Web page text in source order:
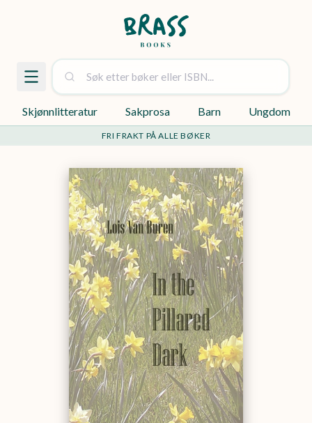
Skjønnlitteratur Sakprosa Barn Ungdom
FRI FRAKT PÅ ALLE BØKER